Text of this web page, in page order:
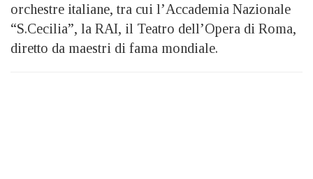
orchestre italiane, tra cui l’Accademia Nazionale
“S.Cecilia”, la RAI, il Teatro dell’Opera di Roma,
diretto da maestri di fama mondiale.